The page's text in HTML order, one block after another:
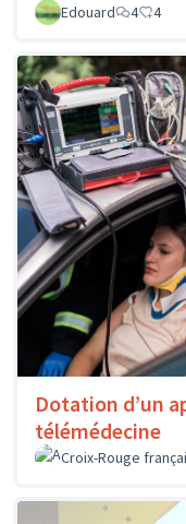
Edouard 4 4
Dotation d’un
télémédecine
Croix-Rouge